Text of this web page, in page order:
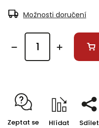
Možnosti doručení
Zeptat se Hlídat Sdílet